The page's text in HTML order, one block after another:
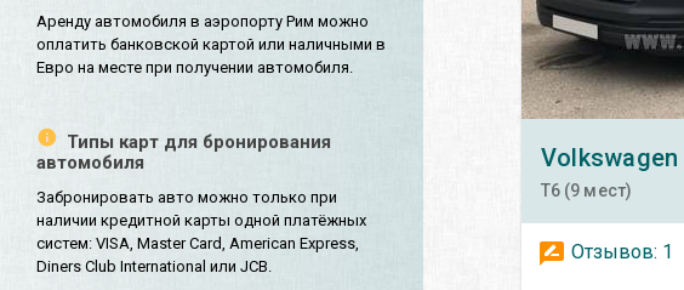
Аренду автомобиля в аэропорту Рим можно
оплатить банковской картой или наличными в
Евро на месте при получении автомобиля.
Типы карт для бронирования
автомобиля
Забронировать авто можно только при
наличии кредитной карты одной платёжных
систем: VISA, Master Card, American Express,
Diners Club International или JCB.
Volkswagen
T6 (9 мест)
Отзывов: 1